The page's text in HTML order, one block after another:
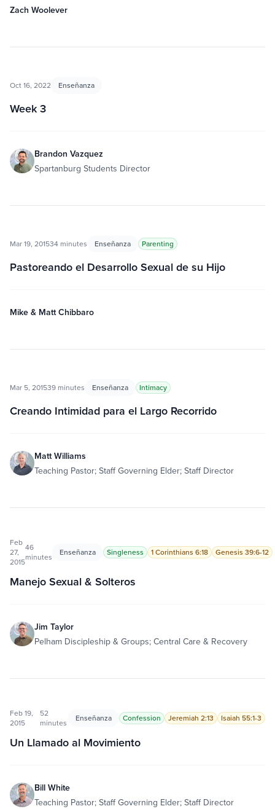
Zach Woolever
Oct 16, 2022 Enseñanza
Week 3
Brandon Vazquez
Spartanburg Students Director
Mar 19, 201534 minutes Enseñanza Parenting
Pastoreando el Desarrollo Sexual de su Hijo
Mike & Matt Chibbaro
Mar 5, 201539 minutes Enseñanza Intimacy
Creando Intimidad para el Largo Recorrido
Matt Williams
Teaching Pastor; Staff Governing Elder; Staff Director
Feb
27,
2015
46
minutes
Enseñanza Singleness 1 Corinthians 6:18 Genesis 39:6-12
Manejo Sexual & Solteros
Jim Taylor
Pelham Discipleship & Groups; Central Care & Recovery
Feb 19,
2015
52
minutes
Enseñanza Confession Jeremiah 2:13 Isaiah 55:1-3
Un Llamado al Movimiento
Bill White
Teaching Pastor; Staff Governing Elder; Staff Director